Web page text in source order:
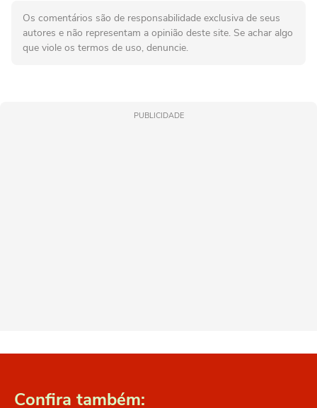
Os comentários são de responsabilidade exclusiva de seus
autores e não representam a opinião deste site. Se achar algo
que viole os termos de uso, denuncie.
PUBLICIDADE
Confira também: